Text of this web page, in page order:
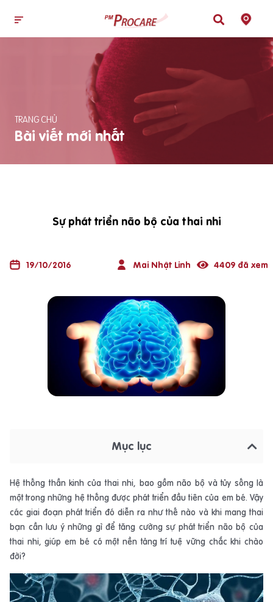
TRANG CHỦ
Bài viết mới nhất
Sự phát triển não bộ của thai nhi
19/10/2016 Mai Nhật Linh 4409 đã xem
Mục lục
Hệ thống thần kinh của thai nhi, bao gồm não bộ và tủy sống là
một trong những hệ thống được phát triển đầu tiên của em bé. Vậy
các giai đoạn phát triển đó diễn ra như thế nào và khi mang thai
bạn cần lưu ý những gì để tăng cường sự phát triển não bộ của
thai nhi, giúp em bé có một nền tảng trí tuệ vững chắc khi chào
đời?